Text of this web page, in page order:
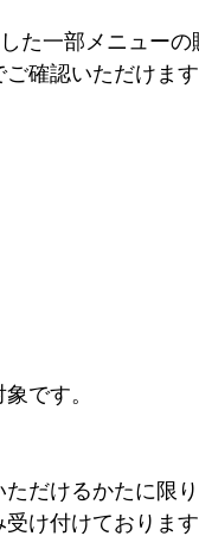
た一部メニュー
確認いただけます
です。
だけるかたに限
け付けております